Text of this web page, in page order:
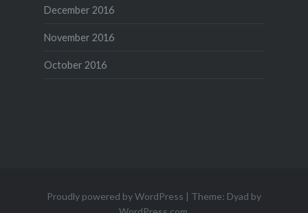
December 2016
November 2016
October 2016
Proudly powered by WordPress | Theme: Dyad by